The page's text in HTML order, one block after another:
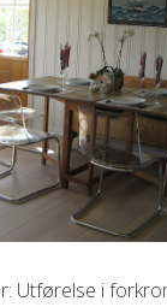
Utførelse i